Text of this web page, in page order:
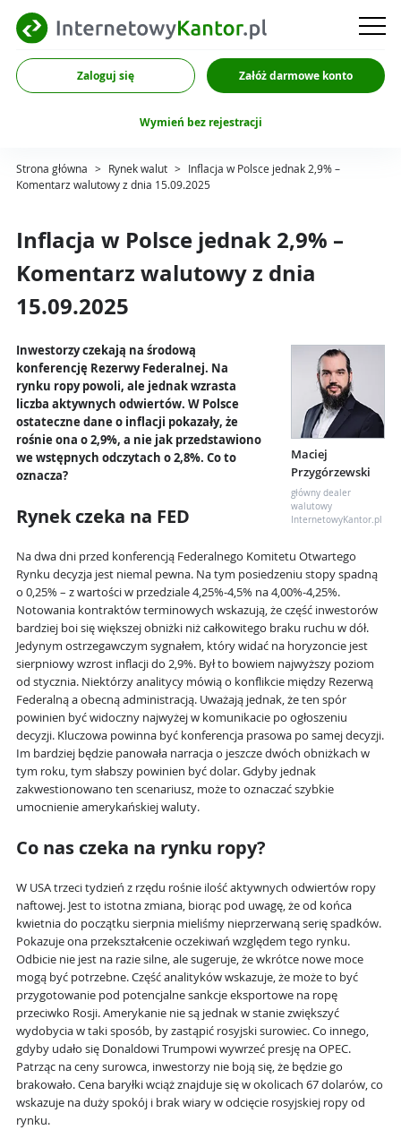
Zaloguj się Załóż darmowe konto
Wymień bez rejestracji
Strona główna > Rynek walut > Inflacja w Polsce jednak 2,9% –
Komentarz walutowy z dnia 15.09.2025
Inflacja w Polsce jednak 2,9% –
Komentarz walutowy z dnia
15.09.2025
Maciej
Przygórzewski
główny dealer
walutowy
InternetowyKantor.pl
Inwestorzy czekają na środową
konferencję Rezerwy Federalnej. Na
rynku ropy powoli, ale jednak wzrasta
liczba aktywnych odwiertów. W Polsce
ostateczne dane o inflacji pokazały, że
rośnie ona o 2,9%, a nie jak przedstawiono
we wstępnych odczytach o 2,8%. Co to
oznacza?
Rynek czeka na FED
Na dwa dni przed konferencją Federalnego Komitetu Otwartego
Rynku decyzja jest niemal pewna. Na tym posiedzeniu stopy spadną
o 0,25% – z wartości w przedziale 4,25%-4,5% na 4,00%-4,25%.
Notowania kontraktów terminowych wskazują, że część inwestorów
bardziej boi się większej obniżki niż całkowitego braku ruchu w dół.
Jedynym ostrzegawczym sygnałem, który widać na horyzoncie jest
sierpniowy wzrost inflacji do 2,9%. Był to bowiem najwyższy poziom
od stycznia. Niektórzy analitycy mówią o konflikcie między Rezerwą
Federalną a obecną administracją. Uważają jednak, że ten spór
powinien być widoczny najwyżej w komunikacie po ogłoszeniu
decyzji. Kluczowa powinna być konferencja prasowa po samej decyzji.
Im bardziej będzie panowała narracja o jeszcze dwóch obniżkach w
tym roku, tym słabszy powinien być dolar. Gdyby jednak
zakwestionowano ten scenariusz, może to oznaczać szybkie
umocnienie amerykańskiej waluty.
Co nas czeka na rynku ropy?
W USA trzeci tydzień z rzędu rośnie ilość aktywnych odwiertów ropy
naftowej. Jest to istotna zmiana, biorąc pod uwagę, że od końca
kwietnia do początku sierpnia mieliśmy nieprzerwaną serię spadków.
Pokazuje ona przekształcenie oczekiwań względem tego rynku.
Odbicie nie jest na razie silne, ale sugeruje, że wkrótce nowe moce
mogą być potrzebne. Część analityków wskazuje, że może to być
przygotowanie pod potencjalne sankcje eksportowe na ropę
przeciwko Rosji. Amerykanie nie są jednak w stanie zwiększyć
wydobycia w taki sposób, by zastąpić rosyjski surowiec. Co innego,
gdyby udało się Donaldowi Trumpowi wywrzeć presję na OPEC.
Patrząc na ceny surowca, inwestorzy nie boją się, że będzie go
brakowało. Cena baryłki wciąż znajduje się w okolicach 67 dolarów, co
wskazuje na duży spokój i brak wiary w odcięcie rosyjskiej ropy od
rynku.